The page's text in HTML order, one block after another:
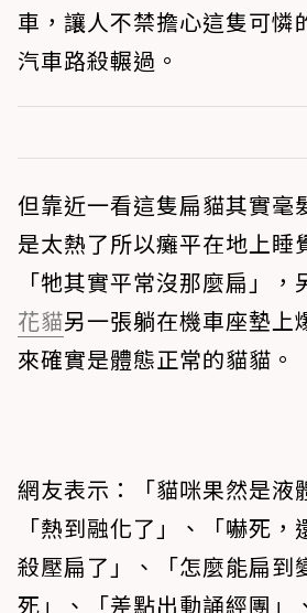
車，讓人不禁擔心這隻可憐
汽車路殺輾過。
但靠近一看這隻扁貓其實毫
是太熱了所以癱平在地上睡
「牠其實平常沒那麼扁」，
花貓另一張躺在機車座墊上
來確實是體態正常的貓貓。
網友表示：「貓咪果然是液
「熱到融化了」、「嚇死
殺壓扁了」、「怎麼能扁到
死」、「差點出動誦經團」